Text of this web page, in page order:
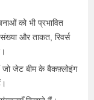
को भी प्रभावित
और ताकत, रिवर्स
जो जेट बीम के बैकफ़्लोइंग